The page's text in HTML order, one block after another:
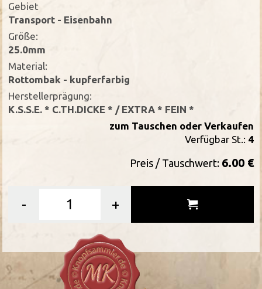
Gebiet
Transport - Eisenbahn
Größe:
25.0mm
Material:
Rottombak - kupferfarbig
Herstellerprägung:
K.S.S.E. * C.TH.DICKE * / EXTRA * FEIN *
zum Tauschen oder Verkaufen
Verfügbar St.: 4
Preis / Tauschwert: 6.00 €
- +